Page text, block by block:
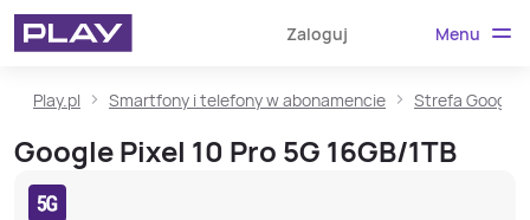
Zaloguj Menu
Play.pl Smartfony i telefony w abonamencie Strefa Google
Google Pixel 10 Pro 5G 16GB/1TB